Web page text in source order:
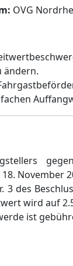
OVG
ändern.
November
3 des
wird auf
ist